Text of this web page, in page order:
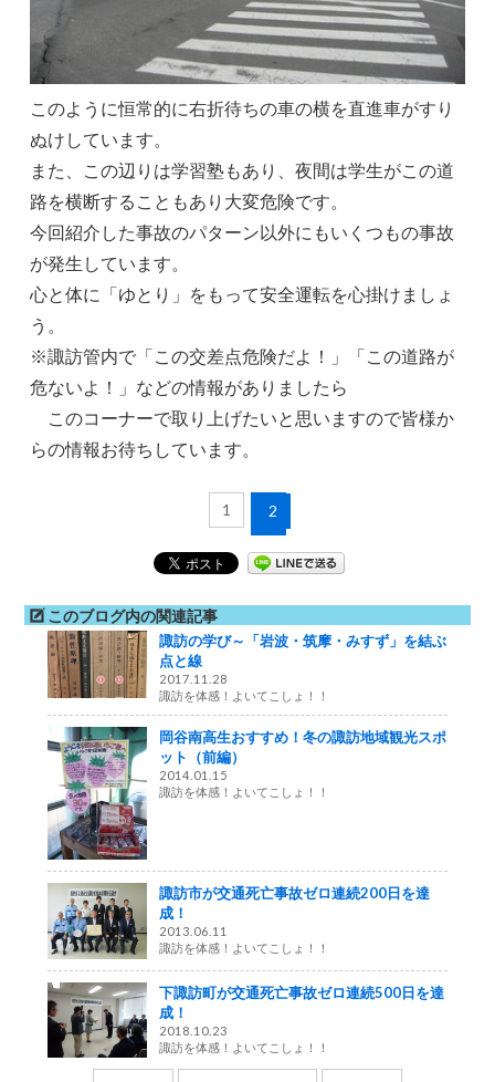
このように恒常的に右折待ちの車の横を直進車がすり
ぬけしています。
また、この辺りは学習塾もあり、夜間は学生がこの道
路を横断することもあり大変危険です。
今回紹介した事故のパターン以外にもいくつもの事故
が発生しています。
心と体に「ゆとり」をもって安全運転を心掛けましょ
う。
※諏訪管内で「この交差点危険だよ！」「この道路が
危ないよ！」などの情報がありましたら
このコーナーで取り上げたいと思いますので皆様か
らの情報お待ちしています。
1 2
このブログ内の関連記事
諏訪の学び～「岩波・筑摩・みすず」を結ぶ
点と線
2017.11.28
諏訪を体感！よいてこしょ！！
岡谷南高生おすすめ！冬の諏訪地域観光スポ
ット（前編）
2014.01.15
諏訪を体感！よいてこしょ！！
諏訪市が交通死亡事故ゼロ連続200日を達
成！
2013.06.11
諏訪を体感！よいてこしょ！！
下諏訪町が交通死亡事故ゼロ連続500日を達
成！
2018.10.23
諏訪を体感！よいてこしょ！！